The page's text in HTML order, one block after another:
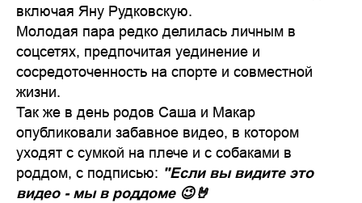
включая Яну Рудковскую.
Молодая пара редко делилась личным в
соцсетях, предпочитая уединение и
сосредоточенность на спорте и совместной
жизни.
Так же в день родов Саша и Макар
опубликовали забавное видео, в котором
уходят с сумкой на плече и с собаками в
роддом, с подписью: "Если вы видите это
видео - мы в роддоме 😉🤘